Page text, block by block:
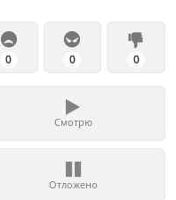
0 0 0
Смотрю
Отложено